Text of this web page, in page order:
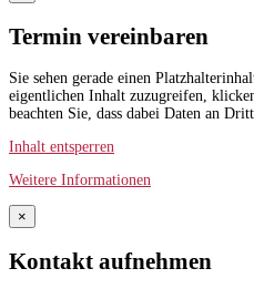
Termin vereinbaren
Sie sehen gerade einen
eigentlichen Inhalt zuzugreifen,
beachten Sie, dass dabei Daten an
Inhalt entsperren
Weitere Informationen
×
Kontakt aufnehmen